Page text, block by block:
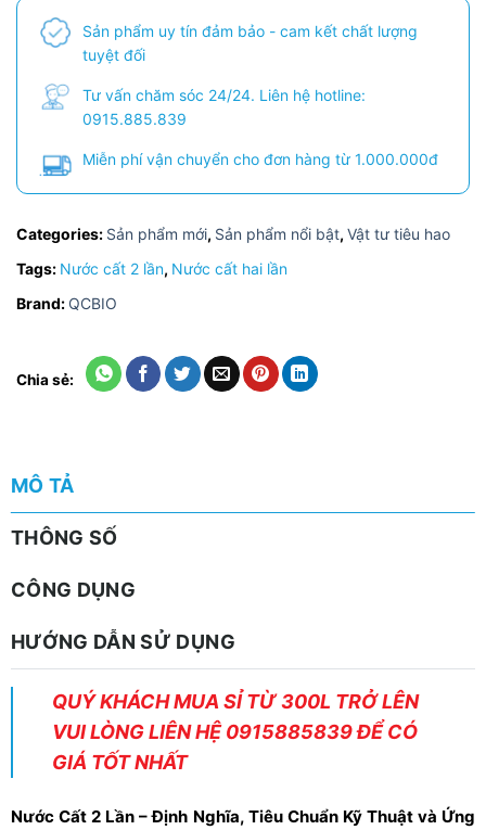
Sản phẩm uy tín đảm bảo - cam kết chất lượng
tuyệt đối
Tư vấn chăm sóc 24/24. Liên hệ hotline:
0915.885.839
Miễn phí vận chuyển cho đơn hàng từ 1.000.000đ
Categories: Sản phẩm mới, Sản phẩm nổi bật, Vật tư tiêu hao
Tags: Nước cất 2 lần, Nước cất hai lần
Brand: QCBIO
Chia sẻ:
MÔ TẢ
THÔNG SỐ
CÔNG DỤNG
HƯỚNG DẪN SỬ DỤNG
QUÝ KHÁCH MUA SỈ TỪ 300L TRỞ LÊN
VUI LÒNG LIÊN HỆ 0915885839 ĐỂ CÓ
GIÁ TỐT NHẤT
Nước Cất 2 Lần – Định Nghĩa, Tiêu Chuẩn Kỹ Thuật và Ứng